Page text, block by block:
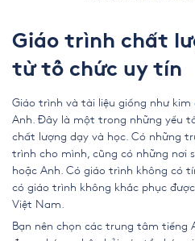
Giáo trình chất
từ tổ chức uy tín
Giáo trình và tài liệu giống như kim
Anh. Đây là một trong những yếu
chất lượng dạy và học. Có những
trình cho mình, cũng có những nơi
hoặc Anh. Có giáo trình không có
có giáo trình không khắc phục
Việt Nam.
Bạn nên chọn các trung tâm tiếng